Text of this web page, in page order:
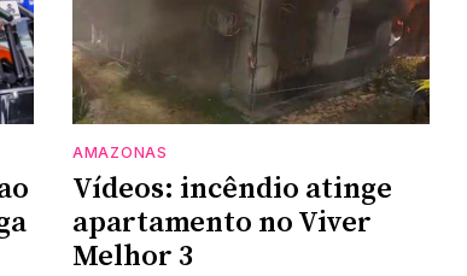
AMAZONAS
Vídeos: incêndio atinge
apartamento no Viver
Melhor 3